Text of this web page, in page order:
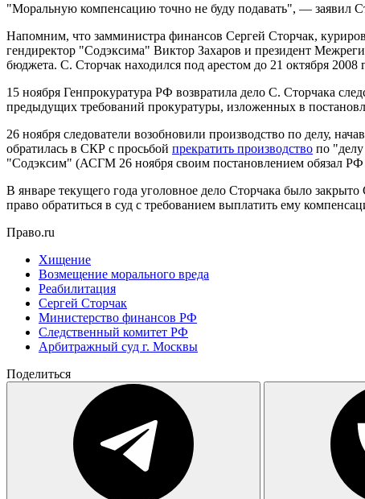
"Моральную компенсацию точно не буду подавать", — заявил
Напомним, что замминистра финансов Сергей Сторчак,
гендиректор "Содэксима" Виктор Захаров и президент
бюджета. С. Сторчак находился под арестом до 21 октября
15 ноября Генпрокуратура РФ возвратила дело С. Сторчака
предыдущих требований прокуратуры, изложенных в
26 ноября следователи возобновили производство по делу,
обратилась в СКР с просьбой прекратить производство по
"Содэксим" (АСГМ 26 ноября своим постановлением обязал
В январе текущего года уголовное дело Сторчака было
право обратиться в суд с требованием выплатить ему
Право.ru
Хищение
Возмещение морального вреда
Реабилитация
Сергей Сторчак
Министерство финансов РФ
Следственный комитет РФ
Арбитражный суд г. Москвы
Поделиться